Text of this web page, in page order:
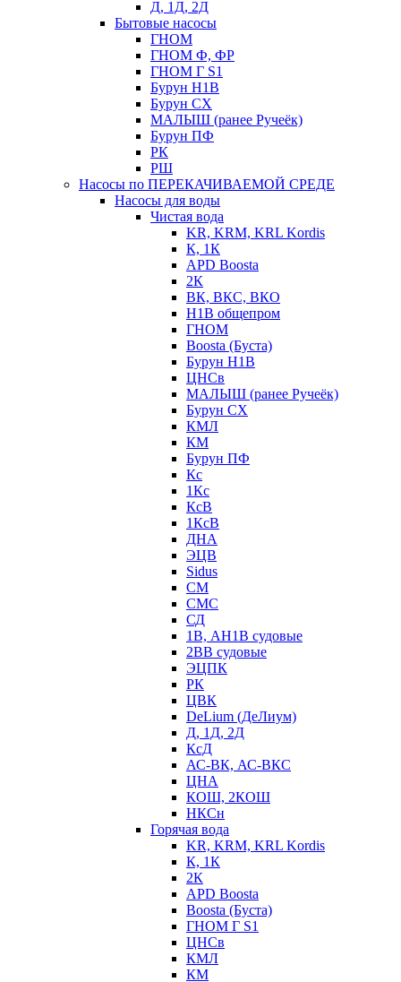
Д, 1Д, 2Д
Бытовые насосы
ГНОМ
ГНОМ Ф, ФР
ГНОМ Г S1
Бурун Н1В
Бурун СХ
МАЛЫШ (ранее Ручеёк)
Бурун ПФ
РК
РШ
Насосы по ПЕРЕКАЧИВАЕМОЙ СРЕДЕ
Насосы для воды
Чистая вода
KR, KRM, KRL Kordis
К, 1К
APD Boosta
2К
ВК, ВКС, ВКО
Н1В общепром
ГНОМ
Boosta (Буста)
Бурун Н1В
ЦНСв
МАЛЫШ (ранее Ручеёк)
Бурун СХ
КМЛ
КМ
Бурун ПФ
Кс
1Кс
КсВ
1КсВ
ДНА
ЭЦВ
Sidus
СМ
СМС
СД
1В, АН1В судовые
2ВВ судовые
ЭЦПК
РК
ЦВК
DeLium (ДеЛиум)
Д, 1Д, 2Д
КсД
АС-ВК, АС-ВКС
ЦНА
КОШ, 2КОШ
НКСн
Горячая вода
KR, KRM, KRL Kordis
К, 1К
2К
APD Boosta
Boosta (Буста)
ГНОМ Г S1
ЦНСв
КМЛ
КМ